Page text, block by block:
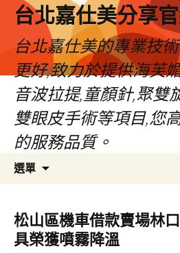
內
台北嘉仕美分享
台北嘉仕美的專業技
更好,致力於提供海芙
音波拉提,童顏針,聚雙
雙眼皮手術等項目,您
的服務品質。
選單
松山區機車借款賣場林
具榮獲噴霧降溫